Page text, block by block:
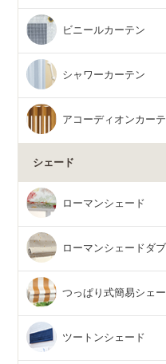
ビニールカーテン
シャワーカーテン
アコーディオンカー
シェード
ローマンシェード
ローマンシェードダ
つっぱり式簡易シェ
ツートンシェード